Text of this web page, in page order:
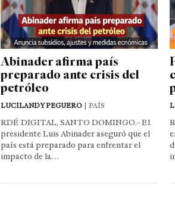
Abinader afirma país
preparado ante crisis del
petróleo
LUCILANDY PEGUERO| PAÍS
RDÉ DIGITAL, SANTO DOMINGO.- El
presidente Luis Abinader aseguró que el
país está preparado para enfrentar el
impacto de la…